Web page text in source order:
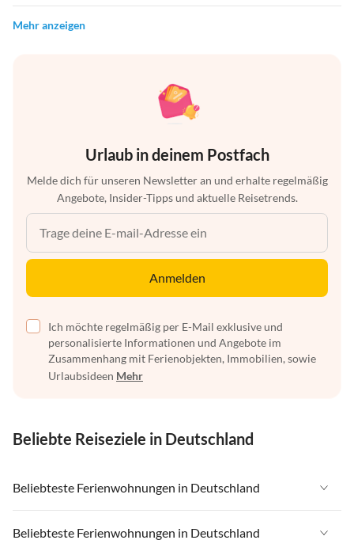
Mehr anzeigen
Urlaub in deinem Postfach
Melde dich für unseren Newsletter an und erhalte regelmäßig
Angebote, Insider-Tipps und aktuelle Reisetrends.
Anmelden
Ich möchte regelmäßig per E-Mail exklusive und
personalisierte Informationen und Angebote im
Zusammenhang mit Ferienobjekten, Immobilien, sowie
Urlaubsideen Mehr
Beliebte Reiseziele in Deutschland
Beliebteste Ferienwohnungen in Deutschland
Ferienwohnungen in Deutschland
Beliebteste Ferienwohnungen in Deutschland